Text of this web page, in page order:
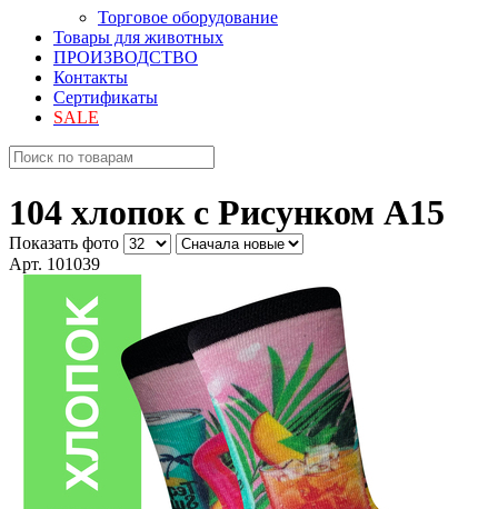
Торговое оборудование
Товары для животных
ПРОИЗВОДСТВО
Контакты
Сертификаты
SALE
104 хлопок с Рисунком A15
Показать фото
Арт. 101039